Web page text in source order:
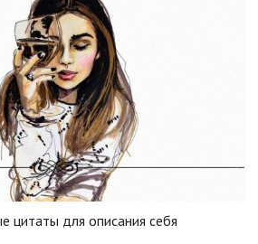
цитаты для описания себя